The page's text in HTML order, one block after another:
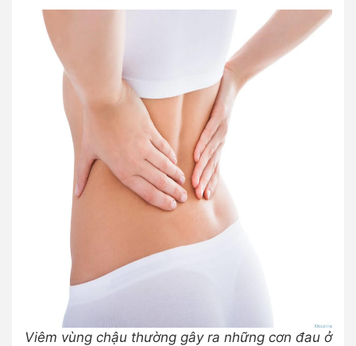
Viêm vùng chậu thường gây ra những cơn đau ở